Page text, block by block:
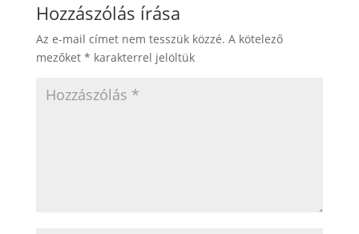
Hozzászólás írása
Az e-mail címet nem tesszük közzé. A kötelező
mezőket * karakterrel jelöltük